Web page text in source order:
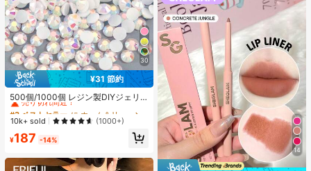
30
¥31 節約
500個/1000個 レジン製DIYジェリ
ーフラットバックラインストーン 小
さな丸型ラインストーン ミニ装飾ア
クセサリー スマホケース、カップ、
靴、ブーツ、衣類装飾、ハンドメイ
ドDIYアイドル応援ファン、ネーム
タグ用
#3 ベストセラー
に ホーム＆リビング
売り切れ間近！
#3 ベストセラー
売り切れ間近！
#3 ベストセラー
売り切れ間近！
#3 ベストセラー
売り切れ間近！
10k+ sold (1000+)
¥187 -14%
14